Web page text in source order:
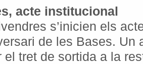
acte institucional
s’inicien els
de les Bases. Un
el tret de sortida a la